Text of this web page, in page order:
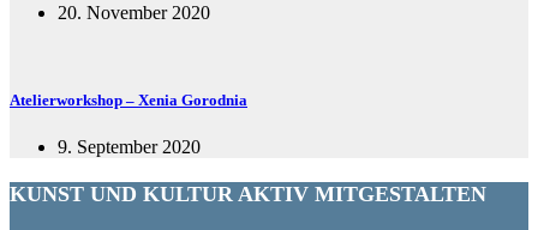
20. November 2020
Atelierworkshop – Xenia Gorodnia
9. September 2020
KUNST UND KULTUR AKTIV MITGESTALTEN